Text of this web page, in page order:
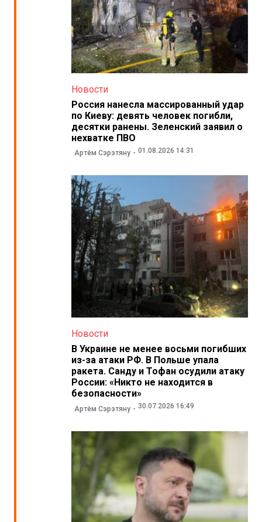
Новости
Россия нанесла массированный удар
по Киеву: девять человек погибли,
десятки ранены. Зеленский заявил о
нехватке ПВО
Артём Сэрэтяну 01.08.2026 14:31
Новости
В Украине не менее восьми погибших
из-за атаки РФ. В Польше упала
ракета. Санду и Тофан осудили атаку
России: «Никто не находится в
безопасности»
Артём Сэрэтяну 30.07.2026 16:49